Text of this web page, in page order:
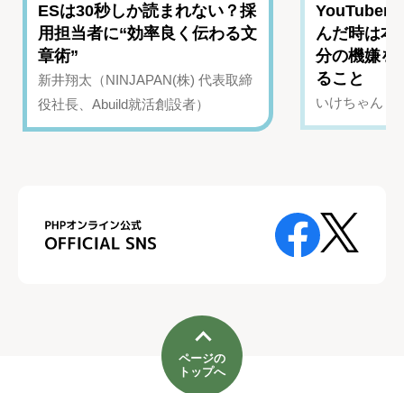
ESは30秒しか読まれない？採
用担当者に“効率良く伝わる文
章術”
新井翔太（NINJAPAN(株) 代表取締
役社長、Abuild就活創設者）
YouTuber
んだ時は
分の機嫌を
ること
いけちゃん（
ページの
トップへ